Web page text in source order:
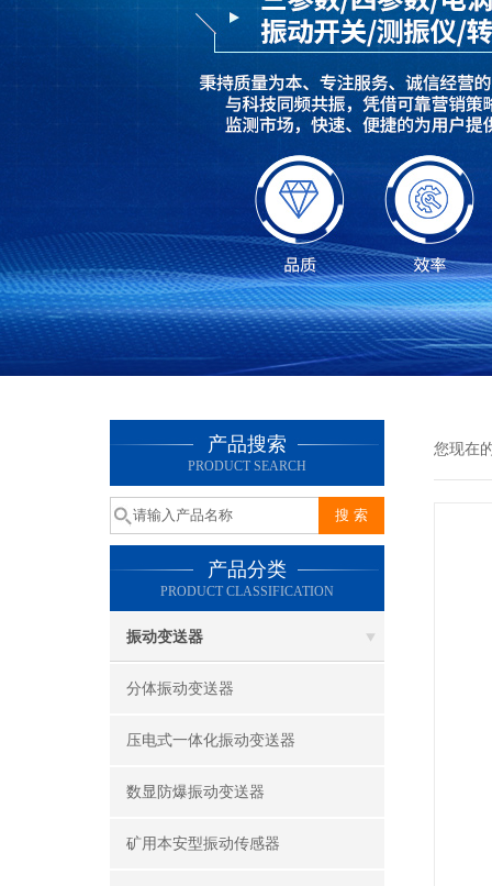
产品搜索
PRODUCT SEARCH
产品分类
PRODUCT CLASSIFICATION
振动变送器
分体振动变送器
压电式一体化振动变送器
数显防爆振动变送器
矿用本安型振动传感器
您现在